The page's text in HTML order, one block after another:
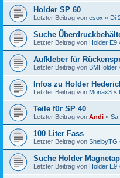
Holder SP 60
Letzter Beitrag von esox « Di
Suche
Letzter Beitrag von Holder E9
Aufkleber für
Letzter Beitrag von BMHolder
Infos zu Holder
Letzter Beitrag von Monax3 «
Teile für SP 40
Letzter Beitrag von Andi « Sa
100 Liter Fass
Letzter Beitrag von ShelbyTG
Suche Holder
Letzter Beitrag von Holder E9